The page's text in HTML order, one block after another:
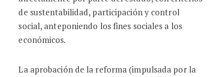
de sustentabilidad, participación y control
social, anteponiendo los fines sociales a los
económicos.
La aprobación de la reforma (impulsada por la